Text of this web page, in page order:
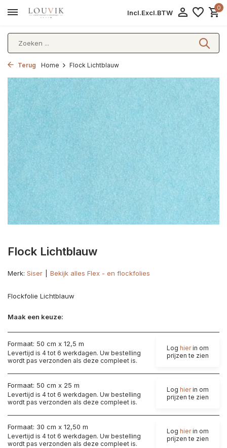
Incl.Excl.BTW
0
Terug Home Flock Lichtblauw
Flock Lichtblauw
Merk: Siser Bekijk alles Flex - en flockfolies
Flockfolie Lichtblauw
Maak een keuze:
Formaat: 50 cm x 12,5 m
Levertijd is 4 tot 6 werkdagen. Uw bestelling
wordt pas verzonden als deze compleet is.
Log hierin om
prijzen te zien
Formaat: 50 cm x 25 m
Levertijd is 4 tot 6 werkdagen. Uw bestelling
wordt pas verzonden als deze compleet is.
Log hierin om
prijzen te zien
Formaat: 30 cm x 12,50 m
Levertijd is 4 tot 6 werkdagen. Uw bestelling
wordt pas verzonden als deze compleet is.
Log hierin om
prijzen te zien